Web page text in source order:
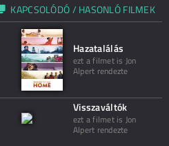
KAPCSOLÓDÓ / HASONLÓ FILMEK
Hazatalálás
ezt a filmet is Jon
Alpert rendezte
Visszaváltók
ezt a filmet is Jon
Alpert rendezte